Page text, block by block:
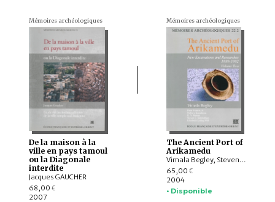
Mémoires archéologiques
De la maison à la
ville en pays tamoul
ou la Diagonale
interdite
Jacques GAUCHER
68,00 €
2007
Mémoires archéologiques
The Ancient Port of
Arikamedu
Vimala Begley, Steven E. SIDEBOTHAM, Elizabeth LYDING WILL, Peter FRANCIS, Jr., K.V. RAMAN, KARASHIMA Noboru
65,00 €
2004
• Disponible